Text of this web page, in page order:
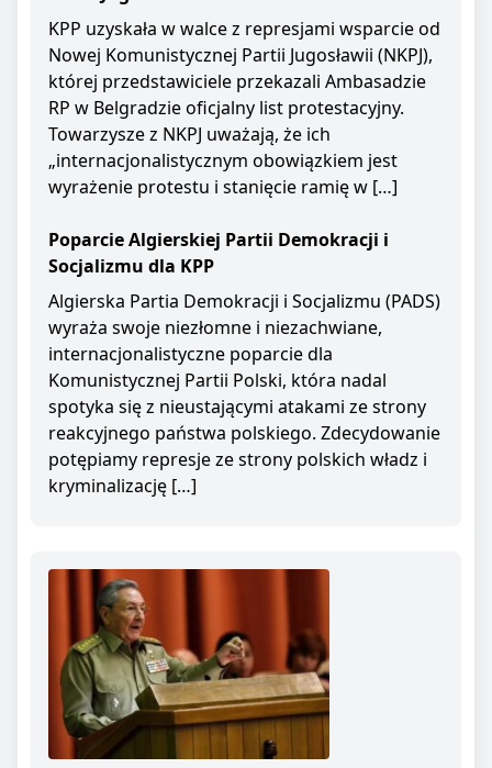
KPP uzyskała w walce z represjami wsparcie od
Nowej Komunistycznej Partii Jugosławii (NKPJ),
której przedstawiciele przekazali Ambasadzie
RP w Belgradzie oficjalny list protestacyjny.
Towarzysze z NKPJ uważają, że ich
„internacjonalistycznym obowiązkiem jest
wyrażenie protestu i stanięcie ramię w […]
Poparcie Algierskiej Partii Demokracji i
Socjalizmu dla KPP
Algierska Partia Demokracji i Socjalizmu (PADS)
wyraża swoje niezłomne i niezachwiane,
internacjonalistyczne poparcie dla
Komunistycznej Partii Polski, która nadal
spotyka się z nieustającymi atakami ze strony
reakcyjnego państwa polskiego. Zdecydowanie
potępiamy represje ze strony polskich władz i
kryminalizację […]